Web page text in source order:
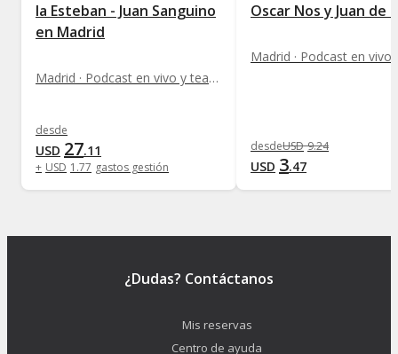
la Esteban - Juan Sanguino
en Madrid
Madrid · Podcast en vivo y teatro interactivo
desde
USD 27.11
+ USD 1 .77 gastos gestión
Oscar Nos y Juan de
desdeUSD 9.24
USD 3.47
¿Dudas? Contáctanos
Mis reservas
Centro de ayuda